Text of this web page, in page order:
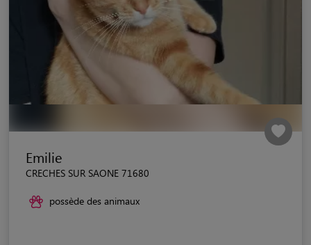
Emilie
CRECHES SUR SAONE 71680
possède des animaux